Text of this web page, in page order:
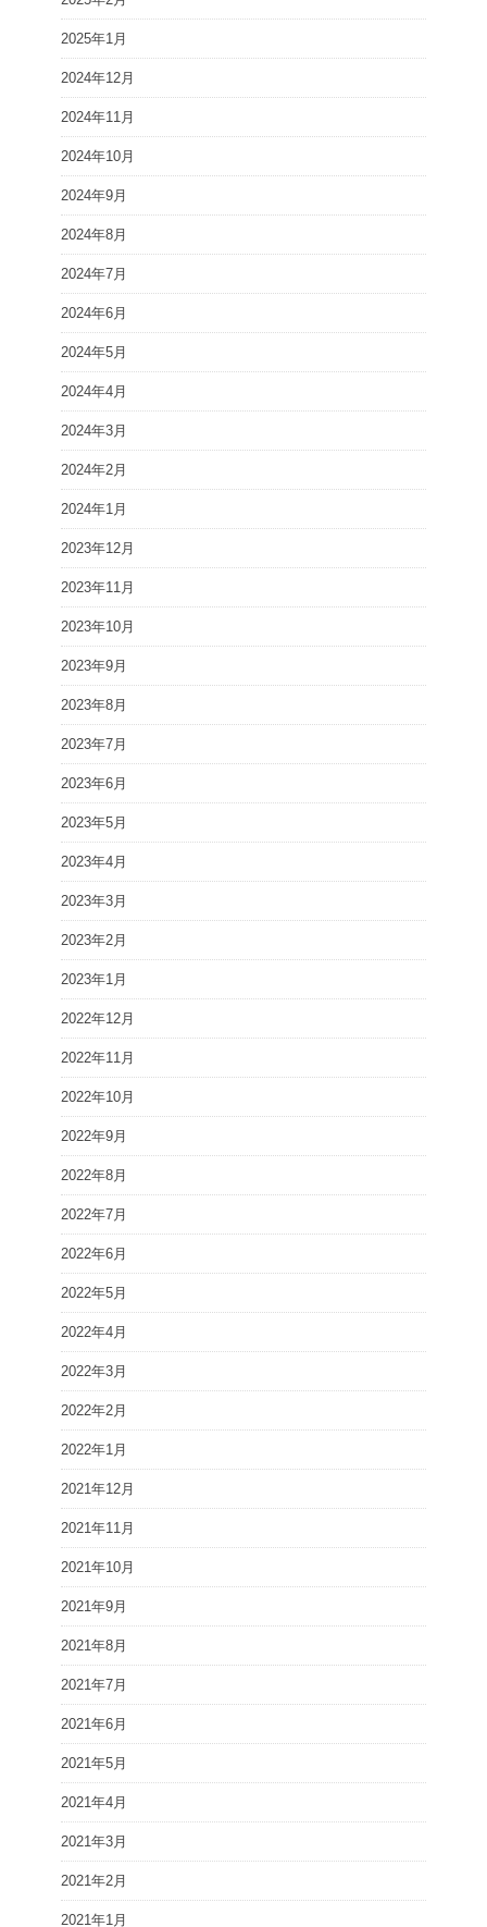
2025年1月
2024年12月
2024年11月
2024年10月
2024年9月
2024年8月
2024年7月
2024年6月
2024年5月
2024年4月
2024年3月
2024年2月
2024年1月
2023年12月
2023年11月
2023年10月
2023年9月
2023年8月
2023年7月
2023年6月
2023年5月
2023年4月
2023年3月
2023年2月
2023年1月
2022年12月
2022年11月
2022年10月
2022年9月
2022年8月
2022年7月
2022年6月
2022年5月
2022年4月
2022年3月
2022年2月
2022年1月
2021年12月
2021年11月
2021年10月
2021年9月
2021年8月
2021年7月
2021年6月
2021年5月
2021年4月
2021年3月
2021年2月
2021年1月